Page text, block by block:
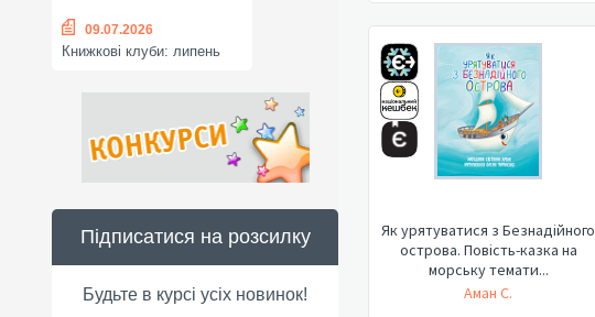
09.07.2026
Книжкові клуби: липень
Підписатися на розсилку
Будьте в курсі усіх новинок!
Як урятуватися з Безнадійного
острова. Повість-казка на
морську темати...
Аман С.